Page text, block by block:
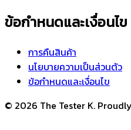
ข้อกำหนดและเงื่อนไข
การคืนสินค้า
นโยบายความเป็นส่วนตัว
ข้อกำหนดและเงื่อนไข
© 2026 The Tester K.